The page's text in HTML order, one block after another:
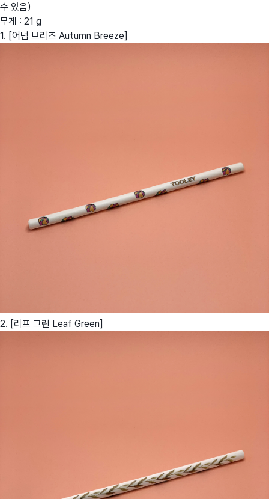
수 있음)
무게 : 21 g
1. [어텀 브리즈 Autumn Breeze]
2. [리프 그린 Leaf Green]